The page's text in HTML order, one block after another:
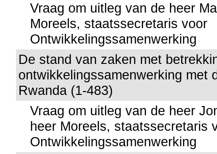
Vraag om uitleg van de heer
Moreels, staatssecretaris voor
Ontwikkelingssamenwerking
De stand van zaken met
ontwikkelingssamenwerking met
Rwanda (1-483)
Vraag om uitleg van de heer
heer Moreels, staatssecretaris
Ontwikkelingssamenwerking